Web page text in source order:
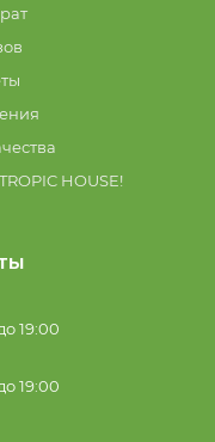
HOUSE!
19:00
19:00